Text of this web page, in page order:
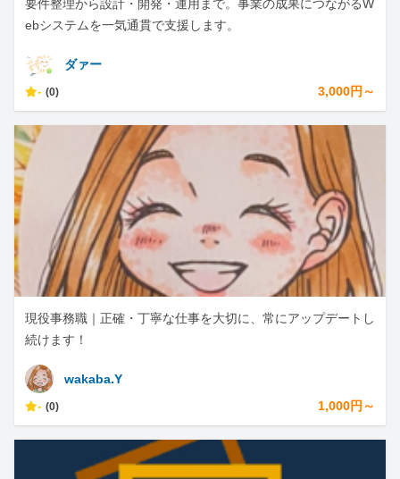
要件整理から設計・開発・運用まで。事業の成果につながるW
ebシステムを一気通貫で支援します。
ダァー
- (0) 3,000円～
現役事務職｜正確・丁寧な仕事を大切に、常にアップデートし
続けます！
wakaba.Y
- (0) 1,000円～